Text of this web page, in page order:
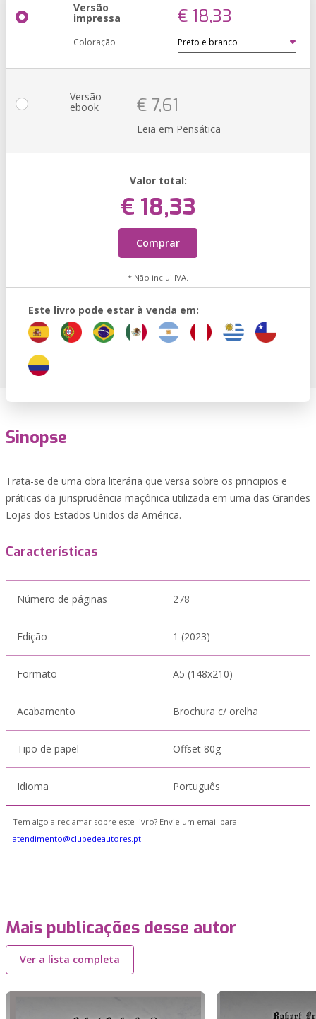
Versão
impressa € 18,33
Coloração
Versão
ebook € 7,61
Leia em Pensática
Valor total:
€ 18,33
Comprar
* Não inclui IVA.
Este livro pode estar à venda em:
Sinopse
Trata-se de uma obra literária que versa sobre os principios e
práticas da jurisprudência maçônica utilizada em uma das Grandes
Lojas dos Estados Unidos da América.
Características
Número de páginas 278
Edição 1 (2023)
Formato A5 (148x210)
Acabamento Brochura c/ orelha
Tipo de papel Offset 80g
Idioma Português
Tem algo a reclamar sobre este livro? Envie um email para
atendimento@clubedeautores.pt
Mais publicações desse autor
Ver a lista completa